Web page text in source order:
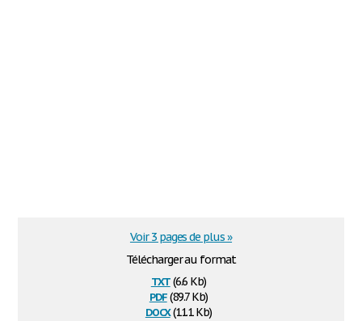
Télécharger au format
txt(6.6 Kb)
pdf(89.7 Kb)
docx(11.1 Kb)
Voir 3 pages de plus »